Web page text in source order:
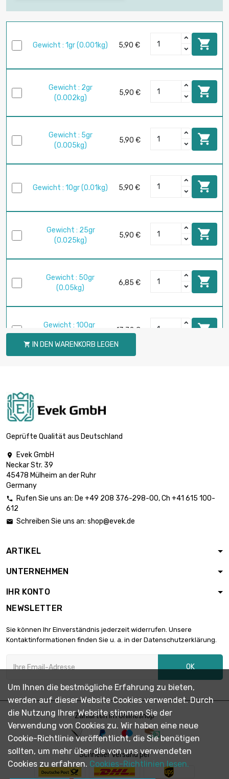
Gewicht : 1gr (0.001kg) 5,90 € 
Gewicht : 2gr
(0.002kg)
5,90 € 
Gewicht : 5gr
(0.005kg)
5,90 € 
Gewicht : 10gr (0.01kg) 5,90 € 
Gewicht : 25gr
(0.025kg)
5,90 € 
Gewicht : 50gr
(0.05kg)
6,85 € 
Gewicht : 100gr
(0.1kg)
13,72 € 
Gewicht : 1 000gr
(1kg)
(2kg)
274,40 €
(2.5kg)
Gewicht : 5 000gr
(10kg)
 IN DEN WARENKORB LEGEN
Geprüfte Qualität aus Deutschland

Evek GmbH
Neckar Str. 39
45478 Mülheim an der Ruhr
Germany
 Rufen Sie uns an: De +49 208 376-298-00, Ch +41 615 100-
612
 Schreiben Sie uns an: shop@evek.de
ARTIKEL
UNTERNEHMEN
IHR KONTO
NEWSLETTER
Sie können Ihr Einverständnis jederzeit widerrufen. Unsere
Kontaktinformationen finden Sie u. a. in der Datenschutzerklärung.
OK
Zahlarten im Onlineshop
Schneller Versand per
Um Ihnen die bestmögliche Erfahrung zu bieten,
werden auf dieser Website Cookies verwendet. Durch
die Nutzung Ihrer Website stimmen Sie der
Verwendung von Cookies zu. Wir haben eine neue
Cookie-Richtlinie veröffentlicht, die Sie benötigen
sollten, um mehr über die von uns verwendeten
Cookies zu erfahren. Cookies-Richtlinien lesen.